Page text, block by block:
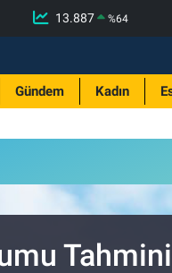
13.887 %64
Gündem Kadın
Tahmini